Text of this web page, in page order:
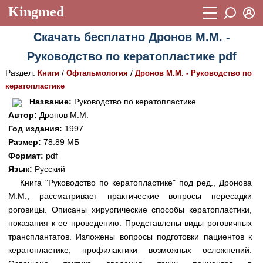
Kingmed
Учебный материал
Видеогалерея 899
Фотогалерея
Истории болезней 1268
Лекции и презентации
Аккредитационные тесты
Методические рекомендации
Научно-популярное
Статьи
Пароль
Восстановить пароль
Регистрация
Скачать бесплатно Дронов М.М. -
Руководство по кератопластике pdf
Раздел: Книги/ Офтальмология / Дронов М.М. - Руководство по
кератопластике
Название: Руководство по кератопластике
Автор: Дронов М.М.
Год издания: 1997
Размер: 78.89 МБ
Формат: pdf
Язык: Русский
Книга "Руководство по кератопластике" под ред., Дронова
М.М., рассматривает практические вопросы пересадки
роговицы. Описаны хирургические способы кератопластики,
показания к ее проведению. Представлены виды роговичных
трансплантатов. Изложены вопросы подготовки пациентов к
кератопластике, профилактики возможных осложнений.